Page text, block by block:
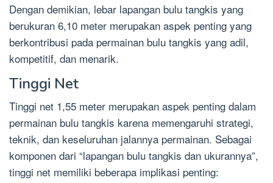
Dengan demikian, lebar lapangan bulu tangkis yang
berukuran 6,10 meter merupakan aspek penting yang
berkontribusi pada permainan bulu tangkis yang adil,
kompetitif, dan menarik.
Tinggi Net
Tinggi net 1,55 meter merupakan aspek penting dalam
permainan bulu tangkis karena memengaruhi strategi,
teknik, dan keseluruhan jalannya permainan. Sebagai
komponen dari “lapangan bulu tangkis dan ukurannya”,
tinggi net memiliki beberapa implikasi penting: